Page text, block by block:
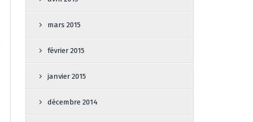
mars 2015
février 2015
janvier 2015
décembre 2014